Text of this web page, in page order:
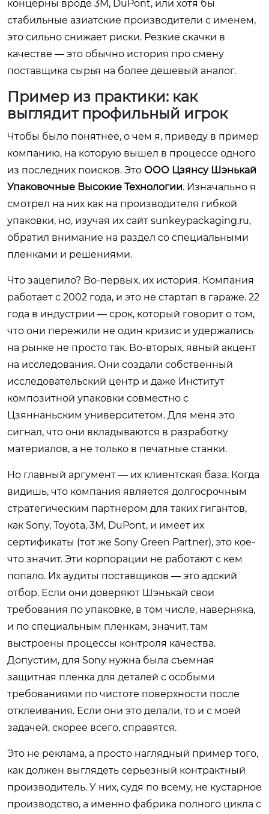
концерны вроде 3M, DuPont, или хотя бы
стабильные азиатские производители с именем,
это сильно снижает риски. Резкие скачки в
качестве — это обычно история про смену
поставщика сырья на более дешевый аналог.
Пример из практики: как
выглядит профильный игрок
Чтобы было понятнее, о чем я, приведу в пример
компанию, на которую вышел в процессе одного
из последних поисков. Это ООО Цзянсу Шэнькай
Упаковочные Высокие Технологии. Изначально я
смотрел на них как на производителя гибкой
упаковки, но, изучая их сайт sunkeypackaging.ru,
обратил внимание на раздел со специальными
пленками и решениями.
Что зацепило? Во-первых, их история. Компания
работает с 2002 года, и это не стартап в гараже. 22
года в индустрии — срок, который говорит о том,
что они пережили не один кризис и удержались
на рынке не просто так. Во-вторых, явный акцент
на исследования. Они создали собственный
исследовательский центр и даже Институт
композитной упаковки совместно с
Цзяннаньским университетом. Для меня это
сигнал, что они вкладываются в разработку
материалов, а не только в печатные станки.
Но главный аргумент — их клиентская база. Когда
видишь, что компания является долгосрочным
стратегическим партнером для таких гигантов,
как Sony, Toyota, 3M, DuPont, и имеет их
сертификаты (тот же Sony Green Partner), это кое-
что значит. Эти корпорации не работают с кем
попало. Их аудиты поставщиков — это адский
отбор. Если они доверяют Шэнькай свои
требования по упаковке, в том числе, наверняка,
и по специальным пленкам, значит, там
выстроены процессы контроля качества.
Допустим, для Sony нужна была съемная
защитная пленка для деталей с особыми
требованиями по чистоте поверхности после
отклеивания. Если они это делали, то и с моей
задачей, скорее всего, справятся.
Это не реклама, а просто наглядный пример того,
как должен выглядеть серьезный контрактный
производитель. У них, судя по всему, не кустарное
производство, а именно фабрика полного цикла с